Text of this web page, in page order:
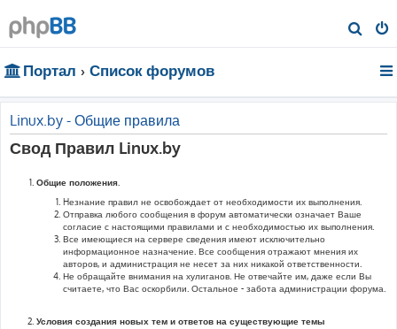
о
Портал Список форумов
Linux.by - Общие правила
Свод Правил Linux.by
Общие положения.
Hезнание правил не освобождает от необходимости их выполнения.
Отправка любого сообщения в форум автоматически означает Ваше
согласие с настоящими правилами и с необходимостью их выполнения.
Все имеющиеся на сервере сведения имеют исключительно
информационное назначение. Все сообщения отражают мнения их
авторов, и администрация не несет за них никакой ответственности.
Не обращайте внимания на хулиганов. Не отвечайте им, даже если Вы
считаете, что Вас оскорбили. Остальное - забота администрации форума.
Условия создания новых тем и ответов на существующие темы